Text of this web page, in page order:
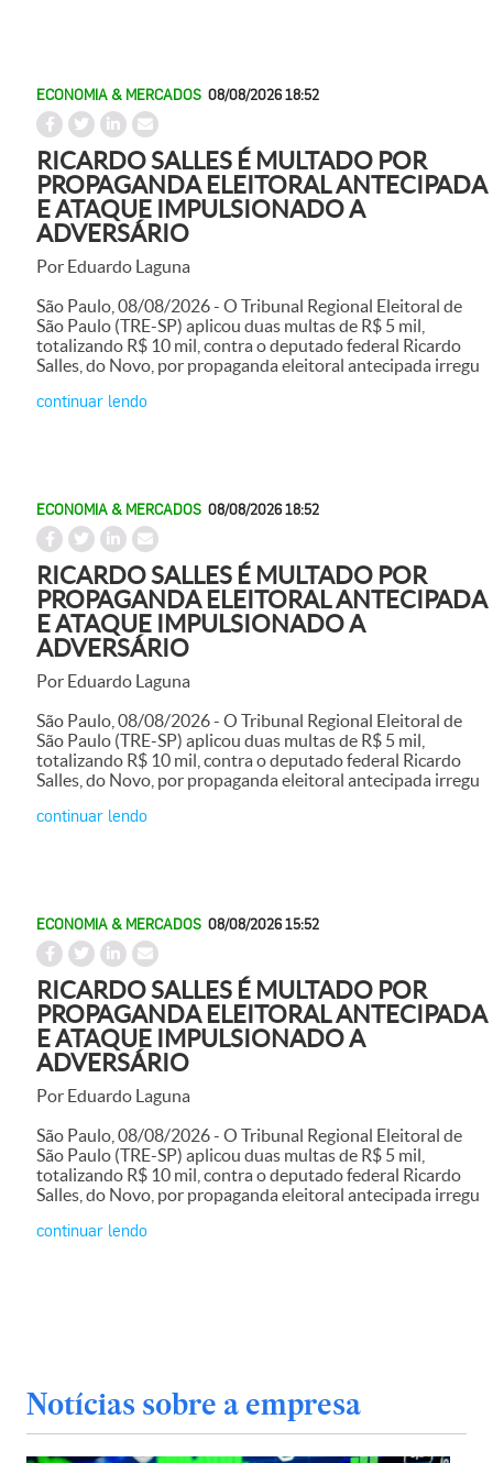
ECONOMIA & MERCADOS 08/08/2026 18:52
RICARDO SALLES É MULTADO POR
PROPAGANDA ELEITORAL ANTECIPADA
E ATAQUE IMPULSIONADO A
ADVERSÁRIO
Por Eduardo Laguna
São Paulo, 08/08/2026 - O Tribunal Regional Eleitoral de
São Paulo (TRE-SP) aplicou duas multas de R$ 5 mil,
totalizando R$ 10 mil, contra o deputado federal Ricardo
Salles, do Novo, por propaganda eleitoral antecipada irregu
continuar lendo
ECONOMIA & MERCADOS 08/08/2026 18:52
RICARDO SALLES É MULTADO POR
PROPAGANDA ELEITORAL ANTECIPADA
E ATAQUE IMPULSIONADO A
ADVERSÁRIO
Por Eduardo Laguna
São Paulo, 08/08/2026 - O Tribunal Regional Eleitoral de
São Paulo (TRE-SP) aplicou duas multas de R$ 5 mil,
totalizando R$ 10 mil, contra o deputado federal Ricardo
Salles, do Novo, por propaganda eleitoral antecipada irregu
continuar lendo
ECONOMIA & MERCADOS 08/08/2026 15:52
RICARDO SALLES É MULTADO POR
PROPAGANDA ELEITORAL ANTECIPADA
E ATAQUE IMPULSIONADO A
ADVERSÁRIO
Por Eduardo Laguna
São Paulo, 08/08/2026 - O Tribunal Regional Eleitoral de
São Paulo (TRE-SP) aplicou duas multas de R$ 5 mil,
totalizando R$ 10 mil, contra o deputado federal Ricardo
Salles, do Novo, por propaganda eleitoral antecipada irregu
continuar lendo
Notícias sobre a empresa